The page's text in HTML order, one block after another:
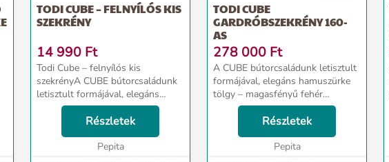
TODI CUBE – FELNYÍLÓS KIS
SZEKRÉNY
14 990 Ft
Todi Cube – felnyílós kis
szekrényA CUBE bútorcsaládunk
letisztult formájával, elegáns
hamuszürke tölgy – magasfényű
fehér színkombinációjával
természetességet és melegséget
áraszt. A Cube felnyílós k...
Részletek
Pepita
TODI CUBE
GARDRÓBSZEKRÉNY 160-
AS
278 000 Ft
A CUBE bútorcsaládunk letisztult
formájával, elegáns hamuszürke
tölgy – magasfényű fehér
színkombinációjával
természetességet és melegséget
áraszt. A Cube gardróbszekrény
kialakításánál arra törekedt...
Részletek
Pepita